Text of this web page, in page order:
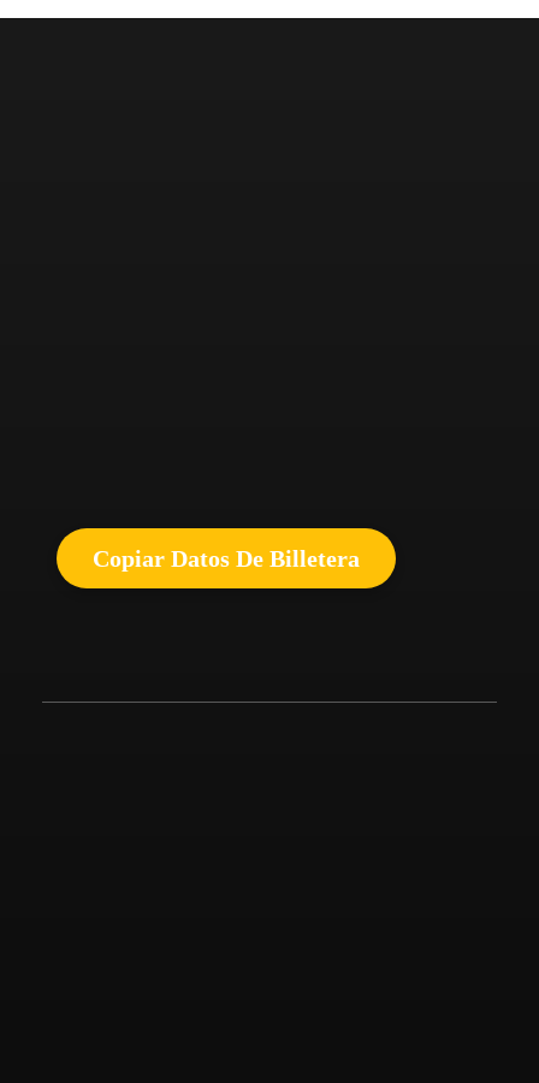
Copiar Datos De Billetera